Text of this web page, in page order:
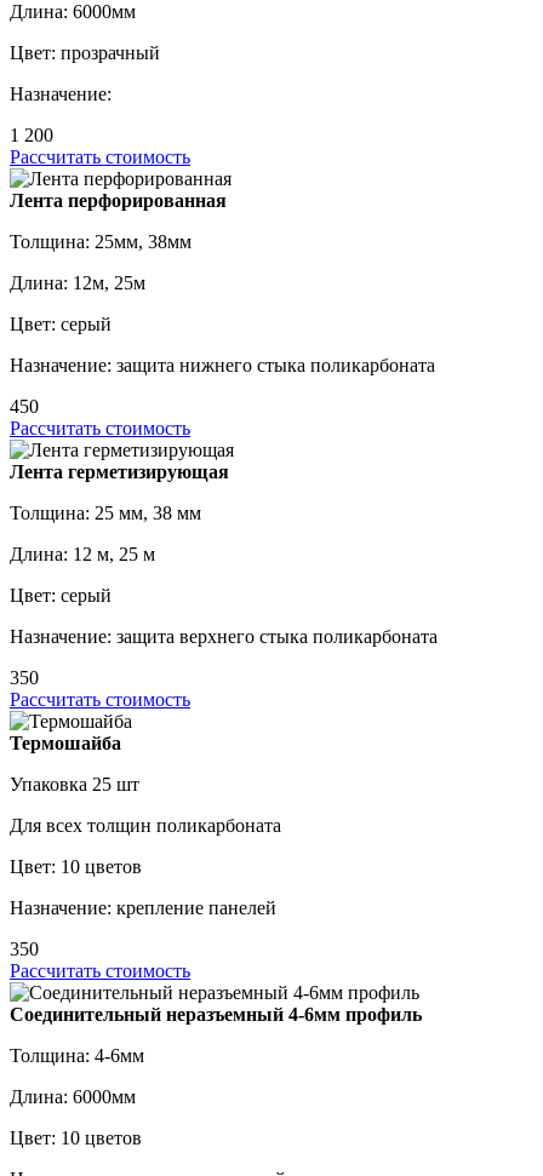
Длина: 6000мм
Цвет: прозрачный
Назначение:
1 200
Рассчитать стоимость
Лента перфорированная
Толщина: 25мм, 38мм
Длина: 12м, 25м
Цвет: серый
Назначение: защита нижнего стыка поликарбоната
450
Рассчитать стоимость
Лента герметизирующая
Толщина: 25 мм, 38 мм
Длина: 12 м, 25 м
Цвет: серый
Назначение: защита верхнего стыка поликарбоната
350
Рассчитать стоимость
Термошайба
Упаковка 25 шт
Для всех толщин поликарбоната
Цвет: 10 цветов
Назначение: крепление панелей
350
Рассчитать стоимость
Соединительный неразъемный 4-6мм профиль
Толщина: 4-6мм
Длина: 6000мм
Цвет: 10 цветов